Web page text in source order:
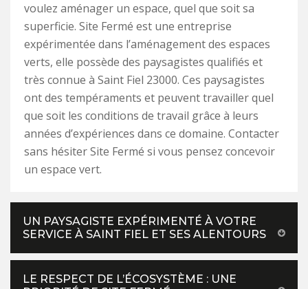
voulez aménager un espace, quel que soit sa
superficie. Site Fermé est une entreprise
expérimentée dans l’aménagement des espaces
verts, elle possède des paysagistes qualifiés et
très connue à Saint Fiel 23000. Ces paysagistes
ont des tempéraments et peuvent travailler quel
que soit les conditions de travail grâce à leurs
années d’expériences dans ce domaine. Contacter
sans hésiter Site Fermé si vous pensez concevoir
un espace vert.
UN PAYSAGISTE EXPÉRIMENTÉ À VOTRE
SERVICE À SAINT FIEL ET SES ALENTOURS
LE RESPECT DE L’ÉCOSYSTÈME : UNE